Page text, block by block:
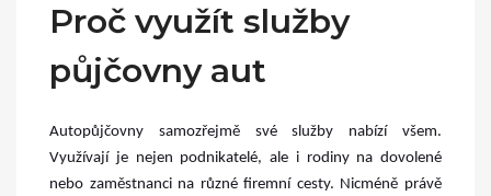
Proč využít služby
půjčovny aut
Autopůjčovny samozřejmě své služby nabízí všem.
Využívají je nejen podnikatelé, ale i rodiny na dovolené
nebo zaměstnanci na různé firemní cesty. Nicméně právě